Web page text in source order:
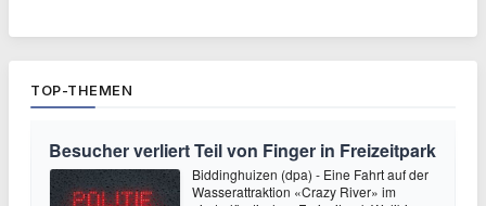
TOP-THEMEN
Besucher verliert Teil von Finger in Freizeitpark
Biddinghuizen (dpa) - Eine Fahrt auf der
Wasserattraktion «Crazy River» im